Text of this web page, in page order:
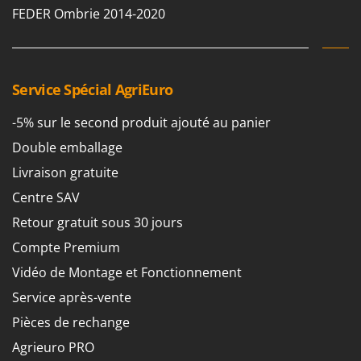
Pulvérisateurs
Rampes de chargement en aluminium
Râpes à fromage électriques
Râteaux pour tracteur
Remplisseuses
Robots nettoyeurs de piscine
Robots Tondeuses
Rogneuses de souches
Rouleaux pour tracteur
S
Scies à os
Scies à Ruban
GRIFO
H
Henx
HiKOKI
Honda
I
Idromatic
Il-Tec
Imperia
Infaco
Intec
FEDER Ombrie 2014-2020
Service Spécial AgriEuro
-5% sur le second produit ajouté au panier
Double emballage
Livraison gratuite
Centre SAV
Retour gratuit sous 30 jours
Compte Premium
Vidéo de Montage et Fonctionnement
Service après-vente
Pièces de rechange
Agrieuro PRO